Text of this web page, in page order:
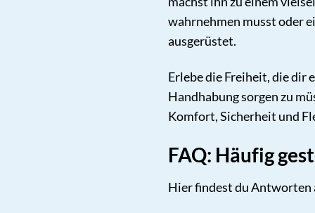
wahrnehmen musst oder
ausgerüstet.
Erlebe die Freiheit, die dir
Handhabung sorgen zu
Komfort, Sicherheit und
FAQ: Häufig
Hier findest du Antworten